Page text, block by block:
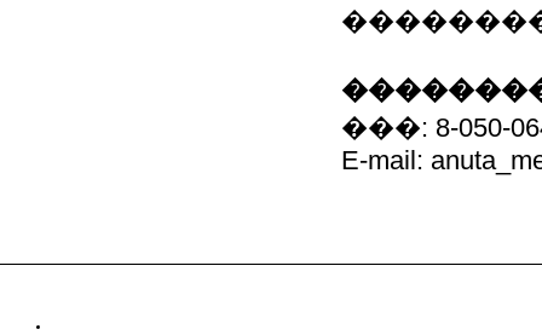
���: 8-050-
E-mail: